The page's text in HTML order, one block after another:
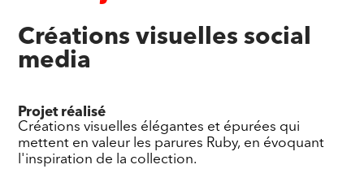
Créations visuelles social
media
Projet réalisé
Créations visuelles élégantes et épurées qui
mettent en valeur les parures Ruby, en évoquant
l'inspiration de la collection.